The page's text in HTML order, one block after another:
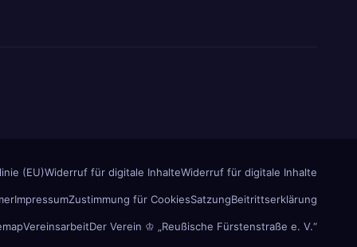
(EU)Widerruf für digitale InhalteWiderruf für digitale Inhalte
ImpressumZustimmung für CookiesSatzungBeitrittserklärung
VereinsarbeitDer Verein ♔ „Reußische Fürstenstraße e. V.“